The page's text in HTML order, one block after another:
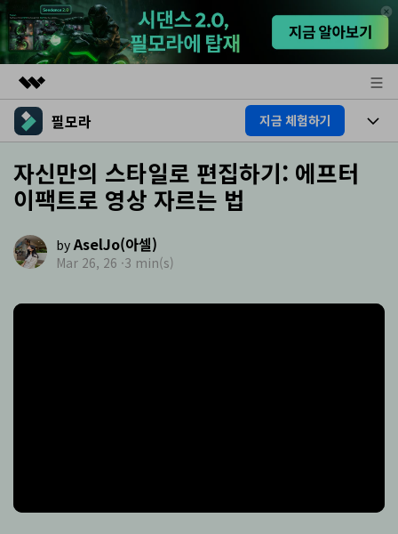
주요 제품
유틸리티
비즈니스
개요
회사 소개
뉴스룸
플랜 및 가격
필모라 지금 체험하기
제품
플랫폼
기능
AI
AI 기능 HOT
영상 편집 자료실
동영상 편집하기
도움말 센터
자신만의 스타일로 편집하기: 에프터
이팩트로 영상 자르는 법
by AselJo(아셀)
Mar 26, 26 ·3 min(s)